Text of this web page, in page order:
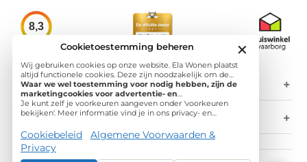
8,3
CONTACT +
NIEUWSBRIEF +
© 2026 Ela Wonen, Alle rechten voorbehouden
Cookietoestemming beheren ✕
Wij gebruiken cookies op onze website. Ela Wonen plaatst
altijd functionele cookies. Deze zijn noodzakelijk om de
website goed te laten werken en om het websitegebruik te
meten. Daarnaast plaatsen we analytische cookies. Door deze
cookies te plaatsen krijgen wij informatie over
bezoekersstromen, verkeersbronnen en paginaweergaven
wordt hierbij geanonimiseerd, waardoor wij geen
persoonsgegevens verwerken en dus geen toestemming
nodig hebben.
Waar we wel toestemming voor nodig hebben, zijn de
marketingcookies voor advertentie- en
personalisatiedoeleinden. Op deze website gebruiken we
advertentiecookies zodat het online advertentieaanbod
derde partijen) inzicht krijgen in de campagneprestaties.
Je kunt zelf je voorkeuren aangeven onder 'voorkeuren
bekijken'. Meer informatie vind je in ons privacy- en
Cookiebeleid
Algemene Voorwaarden &
Privacy